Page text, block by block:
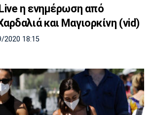
η ενημέρωση από
και Μαγιορκίνη (vid)
2020 18:15